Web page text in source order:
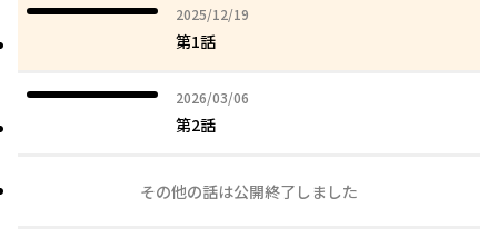
2025/12/19
2025年12月19日
第1話
2026/03/06
2026年03月06日
第2話
その他の話は公開終了しました